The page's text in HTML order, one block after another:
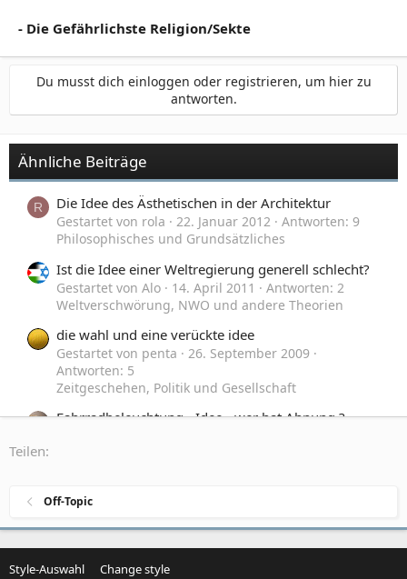
- Die Gefährlichste Religion/Sekte
Du musst dich einloggen oder registrieren, um hier zu
antworten.
Ähnliche Beiträge
R Die Idee des Ästhetischen in der Architektur
Gestartet von rola 22. Januar 2012
Antworten: 9
Philosophisches und Grundsätzliches
Ist die Idee einer Weltregierung generell schlecht?
Gestartet von Alo 14. April 2011
Antworten: 2
Weltverschwörung, NWO und andere Theorien
die wahl und eine verückte idee
Gestartet von penta
26. September 2009
Antworten: 5
Zeitgeschehen, Politik und Gesellschaft
Fahrradbeleuchtung - Idee - wer hat Ahnung ?
Teilen:
Off-Topic
Style-Auswahl Change style